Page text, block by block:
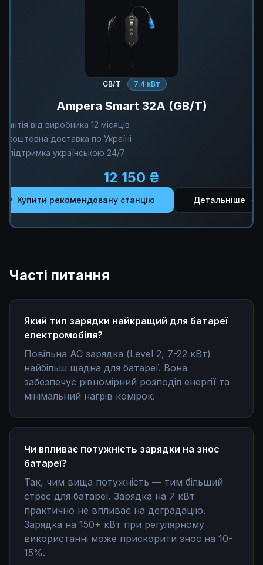
GB/T 7.4 кВт
Ampera Smart 32A (GB/T)
від виробника 12 місяців
доставка по Україні
українською 24/7
12 150 ₴
Купити рекомендовану станцію Детальніше
Часті питання
Який тип зарядки найкращий для батареї
електромобіля?
Повільна AC зарядка (Level 2, 7-22 кВт)
найбільш щадна для батареї. Вона
забезпечує рівномірний розподіл енергії та
мінімальний нагрів комірок.
Чи впливає потужність зарядки на знос
батареї?
Так, чим вища потужність — тим більший
стрес для батареї. Зарядка на 7 кВт
практично не впливає на деградацію.
Зарядка на 150+ кВт при регулярному
використанні може прискорити знос на 10-
15%.